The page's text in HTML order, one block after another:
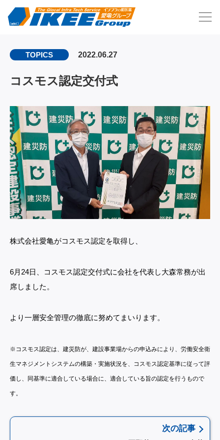
TOPICS 2022.06.27
コスモス認定交付式
株式会社愛亀がコスモス認定を取得し、
6月24日、コスモス認定交付式に会社を代表し大森常務が出
席しました。
より一層安全管理の徹底に努めてまいります。
※コスモス認定は、建災防が、建設事業場からの申込みにより、労働安全衛
生マネジメントシステムの構築・実施状況を、コスモス認定基準に従って評
価し、同基準に適合している場合に、適合している旨の認定を行うもので
す。
次の記事